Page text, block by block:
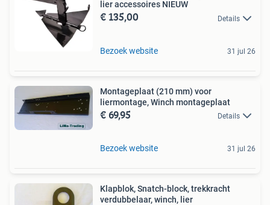
lier accessoires NIEUW
€ 135,00 Details
Bezoek website 31 jul 26
Montageplaat (210 mm) voor
liermontage, Winch montageplaat
€ 69,95 Details
Bezoek website 31 jul 26
Klapblok, Snatch-block, trekkracht
verdubbelaar, winch, lier